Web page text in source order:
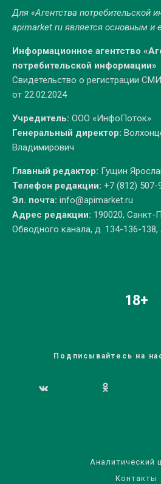
Для «Агентства потребительской
apimarket.ruявляется основным и
Информационное агентство
потребительской информации»
Свидетельство о регистрации
от 22.02.2024
Учредитель: ООО «ИнфоПоток»
Генеральный директор:
Владимирович
Главный редактор: Гущин
Телефон редакции: +7 (812) 507-
Эл. почта: info@apimarket.ru
Адрес редакции: 190020, Санкт-
Обводного канала, д. 134-136-138,
18+
Подписывайтесь на
Аналитический
Контакты